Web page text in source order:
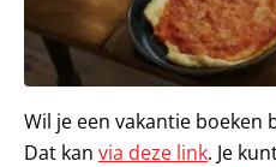
Wil je een vakantie boeken
Dat kan via deze link. Je